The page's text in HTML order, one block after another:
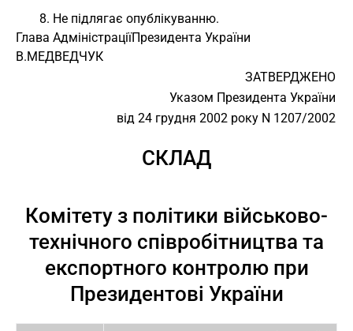
8. Не підлягає опублікуванню.
Глава АдміністраціїПрезидента України
В.МЕДВЕДЧУК
ЗАТВЕРДЖЕНО
Указом Президента України
від 24 грудня 2002 року N 1207/2002
СКЛАД
Комітету з політики військово-
технічного співробітництва та
експортного контролю при
Президентові України